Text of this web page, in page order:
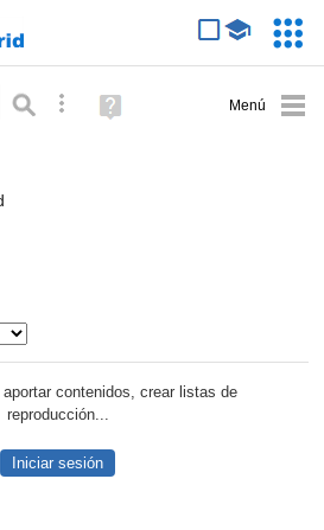
Búsqueda avanzada
Ayuda
(en
aportar contenidos, crear listas de
reproducción...
Iniciar sesión